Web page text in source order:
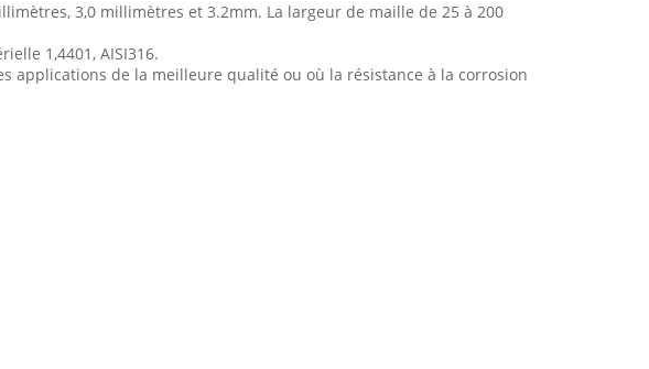
3,0 millimètres et 3.2mm. La largeur de maille de 25 à 200
1,4401, AISI316.
applications de la meilleure qualité ou où la résistance à la corrosion